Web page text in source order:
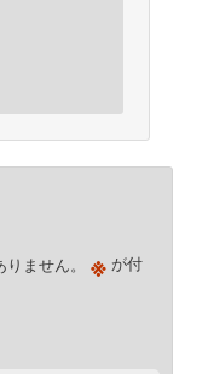
ません。 ※ が付